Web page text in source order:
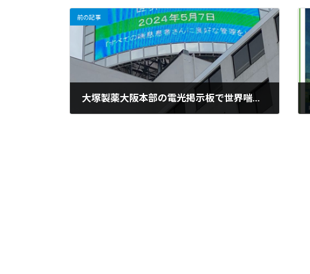
前の記事
大塚製薬大阪本部の電光掲示板で世界喘息デーを告知 … 5/1から1週間